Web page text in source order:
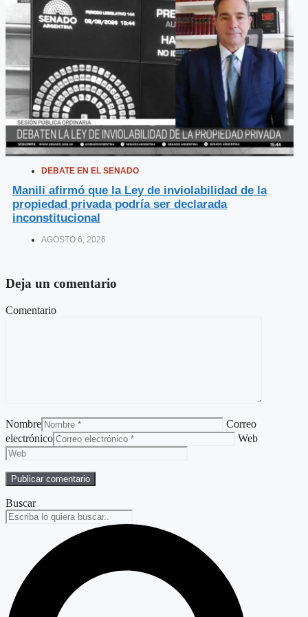
DEBATE EN EL SENADO
Manili afirmó que la Ley de inviolabilidad de la
propiedad privada podría ser declarada
inconstitucional
AGOSTO 6, 2026
Deja un comentario
Comentario
Nombre
Correo
electrónico
Web
Buscar